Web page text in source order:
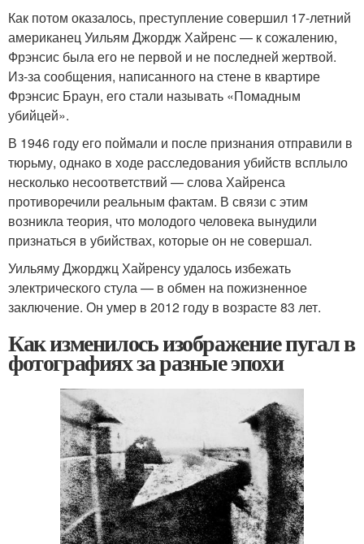
Как потом оказалось, преступление совершил 17-летний
американец Уильям Джордж Хайренс — к сожалению,
Фрэнсис была его не первой и не последней жертвой.
Из-за сообщения, написанного на стене в квартире
Фрэнсис Браун, его стали называть «Помадным
убийцей».
В 1946 году его поймали и после признания отправили в
тюрьму, однако в ходе расследования убийств всплыло
несколько несоответствий — слова Хайренса
противоречили реальным фактам. В связи с этим
возникла теория, что молодого человека вынудили
признаться в убийствах, которые он не совершал.
Уильяму Джорджц Хайренсу удалось избежать
электрического стула — в обмен на пожизненное
заключение. Он умер в 2012 году в возрасте 83 лет.
Как изменилось изображение пугал в
фотографиях за разные эпохи